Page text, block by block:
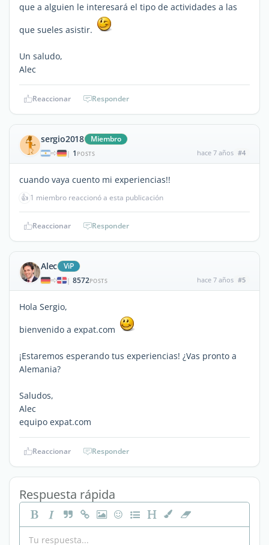
que a alguien le interesará el tipo de actividades a las
que sueles asistir.
Un saludo,
Alec
Reaccionar Responder
sergio2018 Miembro
| 1 POSTS hace 7 años #4
cuando vaya cuento mi experiencias!!
👍 1 miembro reaccionó a esta publicación
Reaccionar Responder
Alec ViP
| 8572POSTS hace 7 años #5
Hola Sergio,
bienvenido a expat.com
¡Estaremos esperando tus experiencias! ¿Vas pronto a
Alemania?
Saludos,
Alec
equipo expat.com
Reaccionar Responder
Respuesta rápida